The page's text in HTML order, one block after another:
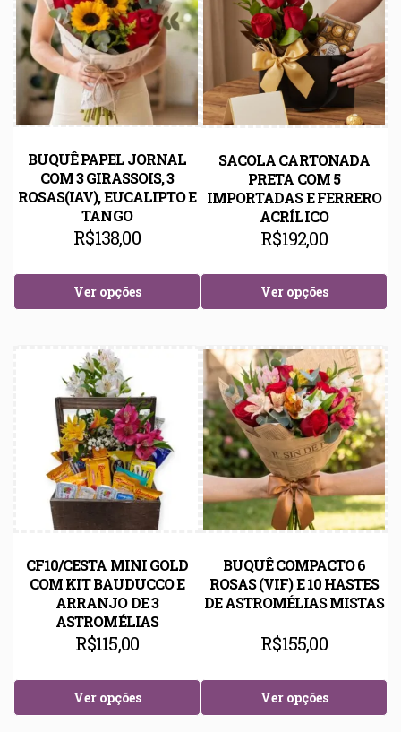
BUQUÊ PAPEL JORNAL
COM 3 GIRASSOIS, 3
ROSAS(IAV), EUCALIPTO E
TANGO
R$138,00
Ver opções
SACOLA CARTONADA
PRETA COM 5
IMPORTADAS E FERRERO
ACRÍLICO
R$192,00
Ver opções
CF10/CESTA MINI GOLD
COM KIT BAUDUCCO E
ARRANJO DE 3
ASTROMÉLIAS
R$115,00
Ver opções
BUQUÊ COMPACTO 6
ROSAS (VIF) E 10 HASTES
DE ASTROMÉLIAS MISTAS
R$155,00
Ver opções